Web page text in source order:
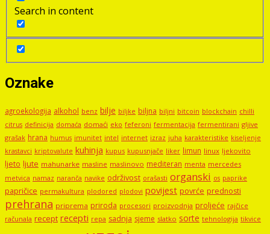
Search in content
Oznake
agroekologija alkohol benz bilje biljke biljna biljni bitcoin blockchain chilli
citrus definicija domaća domaći eko feferoni fermentacija fermentirani gljive
grašak hrana humus imunitet intel internet izraz juha karakteristike kiseljenje
krastavci kriptovalute kuhinja kupus kupusnjače liker limun linux ljekovito
ljeto ljute mahunarke masline maslinovo mediteran menta mercedes
metvica namaz naranča navike održivost orašasti organski os paprike
papričice permakultura plodored plodovi povijest povrće prednosti
prehrana priprema priroda procesori proizvodnja proljeće rajčice
računala recept recepti repa sadnja sjeme slatko sorte tehnologija tikvice